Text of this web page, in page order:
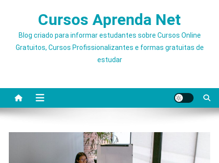
Cursos Aprenda Net
Blog criado para informar estudantes sobre Cursos Online
Gratuitos, Cursos Profissionalizantes e formas gratuitas de
estudar